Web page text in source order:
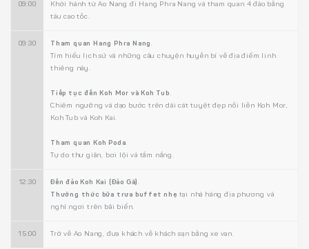
09:00
Khởi hành từ Ao Nang đi Hang Phra Nang và tham quan 4 đảo bằng
tàu cao tốc.
09:30 Tham quan Hang Phra Nang.
Tìm hiểu lịch sử và những câu chuyện huyền bí về địa điểm linh
thiêng này.
Tiếp tục đến Koh Mor và Koh Tub.
Chiêm ngưỡng và dạo bước trên dải cát tuyệt đẹp nối liền Koh Mor,
Koh Tub và Koh Kai.
Tham quan Koh Poda.
Tự do thư giãn, bơi lội và tắm nắng.
12:30 Đến đảo Koh Kai (Đảo Gà).
Thưởng thức bữa trưa buffet nhẹ tại nhà hàng địa phương và
nghỉ ngơi trên bãi biển.
15:00 Trở về Ao Nang, đưa khách về khách sạn bằng xe van.